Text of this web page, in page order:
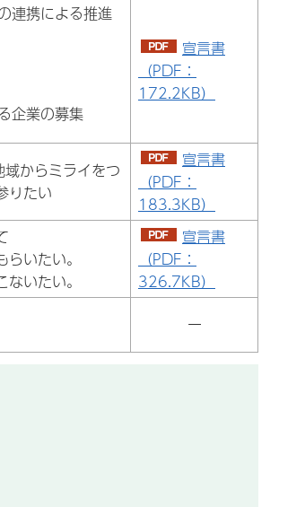
連携による推進
企業の募集
宣言書
（PDF：
172.2KB）
からミライをつ
りたい
宣言書
（PDF：
183.3KB）
いたい。
いたい。
宣言書
（PDF：
326.7KB）
ー